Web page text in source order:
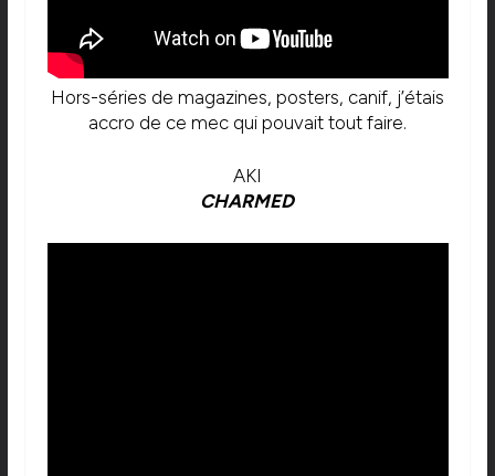
Hors-séries de magazines, posters, canif, j’étais
accro de ce mec qui pouvait tout faire.
AKI
CHARMED